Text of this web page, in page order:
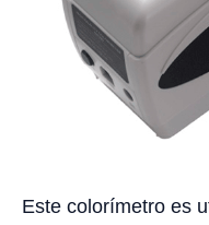
Este colorímetro es